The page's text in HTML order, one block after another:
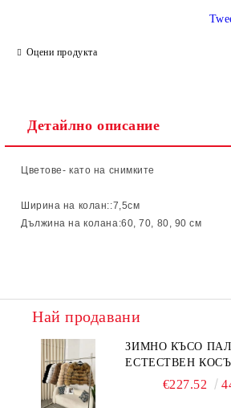
Оцени продукта
Детайлно описание
Цветове- като на снимките
Ширина на колан::7,5см
Дължина на колана:60, 70, 80, 90 см
Най продавани
ЗИМНО КЪСО
ЕСТЕСТВЕН
€227.52